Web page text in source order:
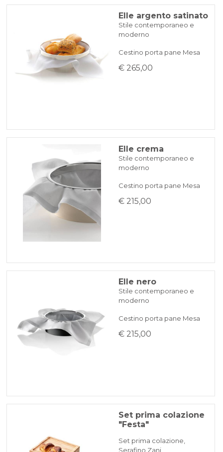
Elle argento satinato
Stile contemporaneo e
moderno
Cestino porta pane Mesa
€ 265,00
Elle crema
Stile contemporaneo e
moderno
Cestino porta pane Mesa
€ 215,00
Elle nero
Stile contemporaneo e
moderno
Cestino porta pane Mesa
€ 215,00
Set prima colazione
"Festa"
Set prima colazione,
Serafino Zani